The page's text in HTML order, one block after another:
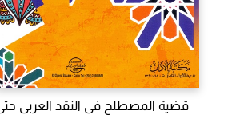
قضية المصطلح فى النقد العربى